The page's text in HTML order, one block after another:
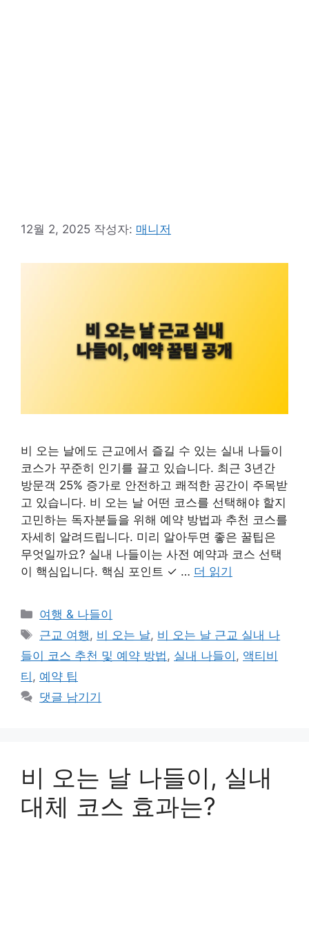
12월 2, 2025 작성자: 매니저
비 오는 날에도 근교에서 즐길 수 있는 실내 나들이
코스가 꾸준히 인기를 끌고 있습니다. 최근 3년간
방문객 25% 증가로 안전하고 쾌적한 공간이 주목받
고 있습니다. 비 오는 날 어떤 코스를 선택해야 할지
고민하는 독자분들을 위해 예약 방법과 추천 코스를
자세히 알려드립니다. 미리 알아두면 좋은 꿀팁은
무엇일까요? 실내 나들이는 사전 예약과 코스 선택
이 핵심입니다. 핵심 포인트 ✓ … 더 읽기
카
테
리
여행 & 나들이
태
그
근교 여행 , 비 오는 날, 비 오는 날 근교 실내 나
들이 코스 추천 및 예약 방법 , 실내 나들이 , 액티비
티 , 예약 팁
댓글 남기기
비 오는 날 나들이, 실내
대체 코스 효과는?